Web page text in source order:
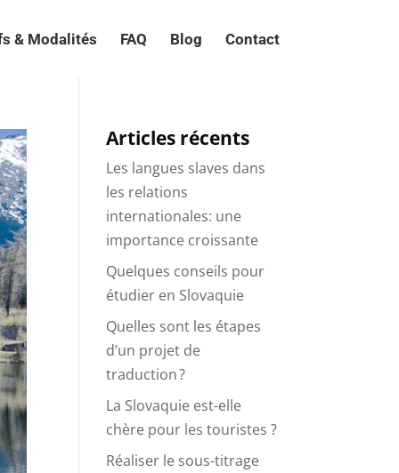
& Modalités FAQ Blog Contact
Articles récents
Les langues slaves dans
les relations
internationales: une
importance croissante
Quelques conseils pour
étudier en Slovaquie
Quelles sont les étapes
d’un projet de
traduction ?
La Slovaquie est-elle
chère pour les touristes ?
Réaliser le sous-titrage